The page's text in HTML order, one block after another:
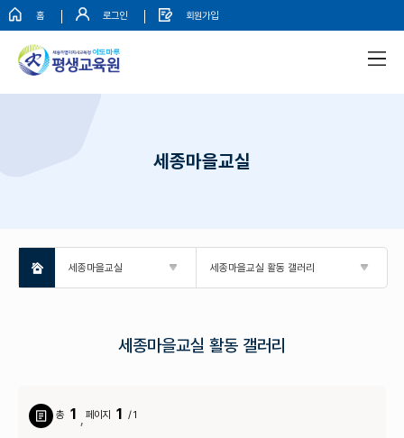
홈 로그인 회원가입
세종마을교실
세종마을교실 세종마을교실 활동 갤러리
세종마을교실 활동 갤러리
총 1 ,페이지 1 / 1